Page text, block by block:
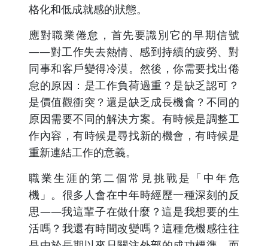
格化和低成就感的狀態。
應對職業倦怠，首先要識別它的早期信號
——對工作失去熱情、感到持續的疲勞、對
同事和客戶變得冷漠。然後，你需要找出倦
怠的原因：是工作負荷過重？是缺乏認可？
是價值觀衝突？還是缺乏成長機會？不同的
原因需要不同的解決方案。有時候是調整工
作內容，有時候是尋找新的機會，有時候是
重新連結工作的意義。
職業生涯的第二個常見挑戰是「中年危
機」。很多人會在中年時經歷一種深刻的反
思——我這輩子在做什麼？這是我想要的生
活嗎？我還有時間改變嗎？這種危機感往往